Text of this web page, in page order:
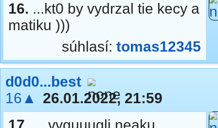
16. ...kt0 by vydrzal tie kecy a
matiku )))
súhlasí: tomas12345
d0d0...best
16▲
26.01.2022, 21:59